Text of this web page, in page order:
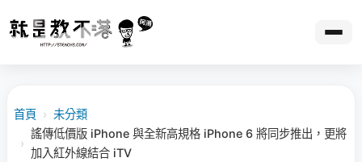
首頁 › 未分類
›
謠傳低價版 iPhone 與全新高規格 iPhone 6 將同步推出，更將
加入紅外線結合 iTV